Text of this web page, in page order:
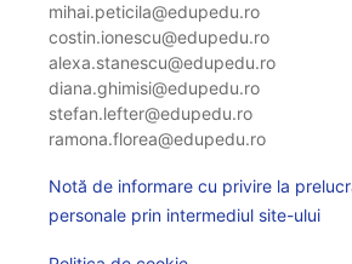
mihai.peticila@edupedu.ro
costin.ionescu@edupedu.ro
alexa.stanescu@edupedu.ro
diana.ghimisi@edupedu.ro
stefan.lefter@edupedu.ro
ramona.florea@edupedu.ro
Notă de informare cu privire la
personale prin intermediul site-ului